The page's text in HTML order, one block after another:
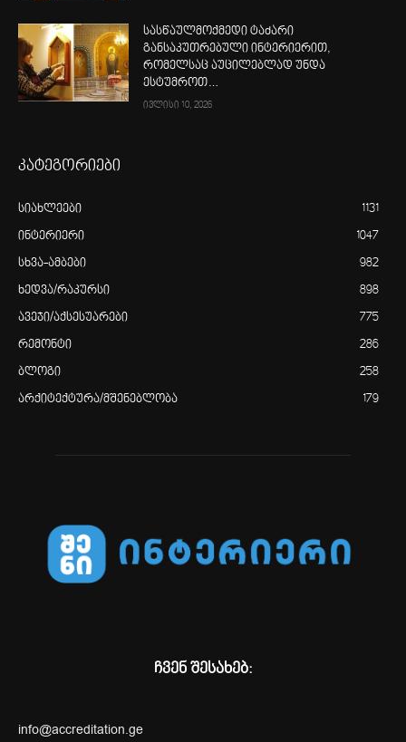
სასწაულმოქმედი ტაძარი
განსაკუთრებული ინტერიერით,
რომელსაც აუცილებლად უნდა
ესტუმროთ…
ივლისი 10, 2026
კატეგორიები
სიახლეები 1131
ინტერიერი 1047
სხვა-ამბები 982
ხედვა/რაკურსი 898
ავეჯი/აქსესუარები 775
რემონტი 286
ბლოგი 258
არქიტექტურა/მშენებლობა 179
ჩვენ შესახებ:
info@accreditation.ge